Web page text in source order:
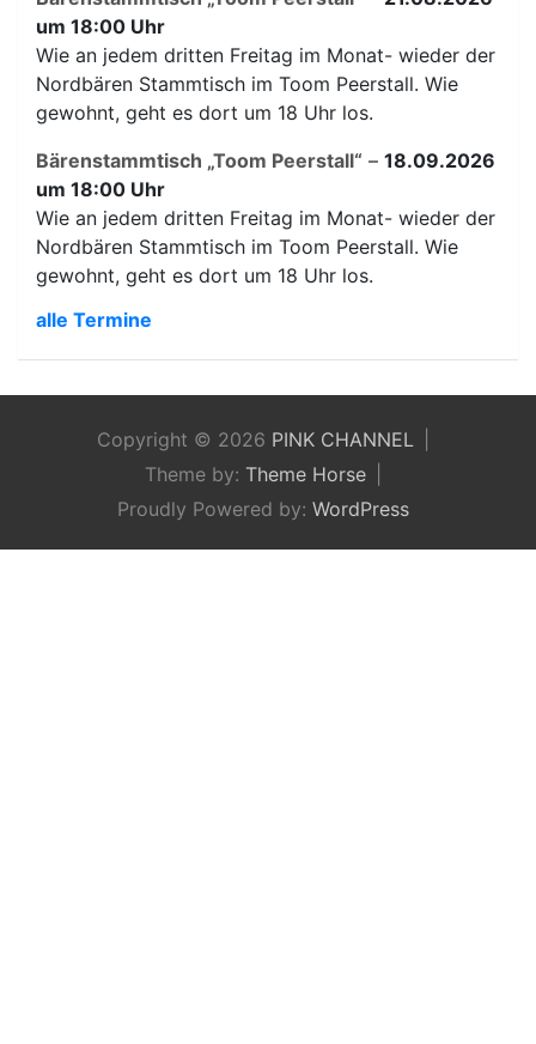
um 18:00 Uhr
Wie an jedem dritten Freitag im Monat- wieder der
Nordbären Stammtisch im Toom Peerstall. Wie
gewohnt, geht es dort um 18 Uhr los.
Bärenstammtisch „Toom Peerstall“ – 18.09.2026
um 18:00 Uhr
Wie an jedem dritten Freitag im Monat- wieder der
Nordbären Stammtisch im Toom Peerstall. Wie
gewohnt, geht es dort um 18 Uhr los.
alle Termine
Copyright © 2026 PINK CHANNEL
Theme by: Theme Horse
Proudly Powered by: WordPress